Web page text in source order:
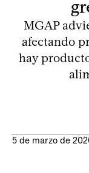
MGAP
afectando
hay
5 de marzo de